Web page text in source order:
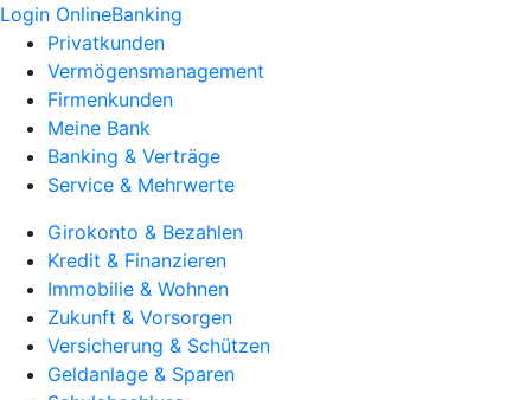
Login OnlineBanking
Privatkunden
Vermögensmanagement
Firmenkunden
Meine Bank
Banking & Verträge
Service & Mehrwerte
Girokonto & Bezahlen
Kredit & Finanzieren
Immobilie & Wohnen
Zukunft & Vorsorgen
Versicherung & Schützen
Geldanlage & Sparen